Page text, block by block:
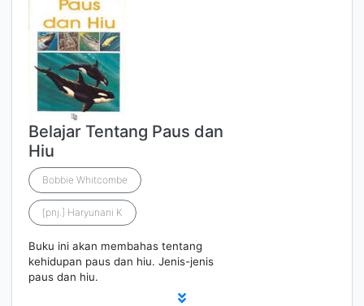
Belajar Tentang Paus dan
Hiu
Bobbie Whitcombe
[pnj.] Haryunani K
Buku ini akan membahas tentang
kehidupan paus dan hiu. Jenis-jenis
paus dan hiu.